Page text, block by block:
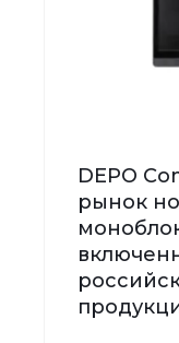
DEPO
рынок